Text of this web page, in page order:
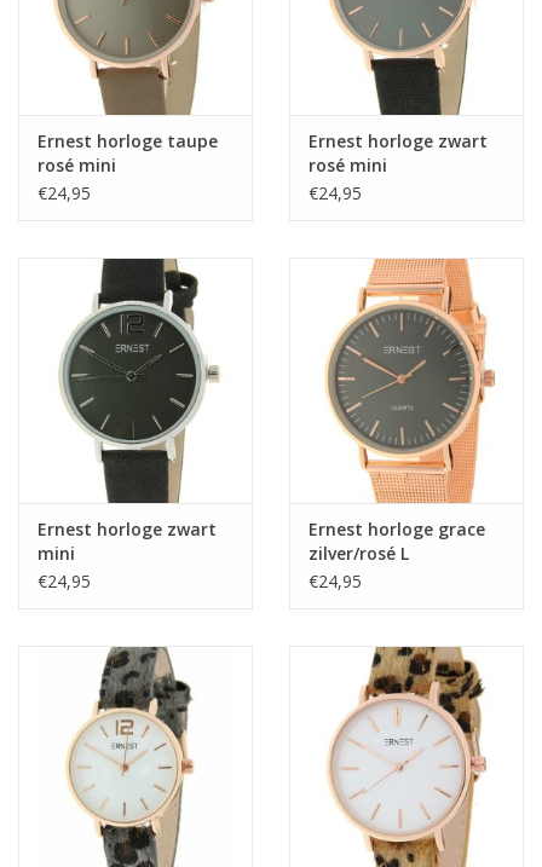
Ernest horloge taupe
rosé mini
€24,95
Ernest horloge zwart
rosé mini
€24,95
Ernest horloge zwart
mini
€24,95
Ernest horloge grace
zilver/rosé L
€24,95